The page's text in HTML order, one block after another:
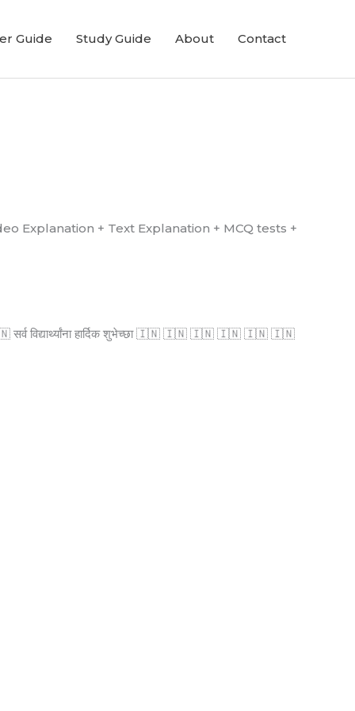
Guide Study Guide About Contact
(Video Explanation + Text Explanation + MCQ tests +
हार्दिक शुभेच्छा 🇮🇳 🇮🇳 🇮🇳 🇮🇳 🇮🇳 🇮🇳